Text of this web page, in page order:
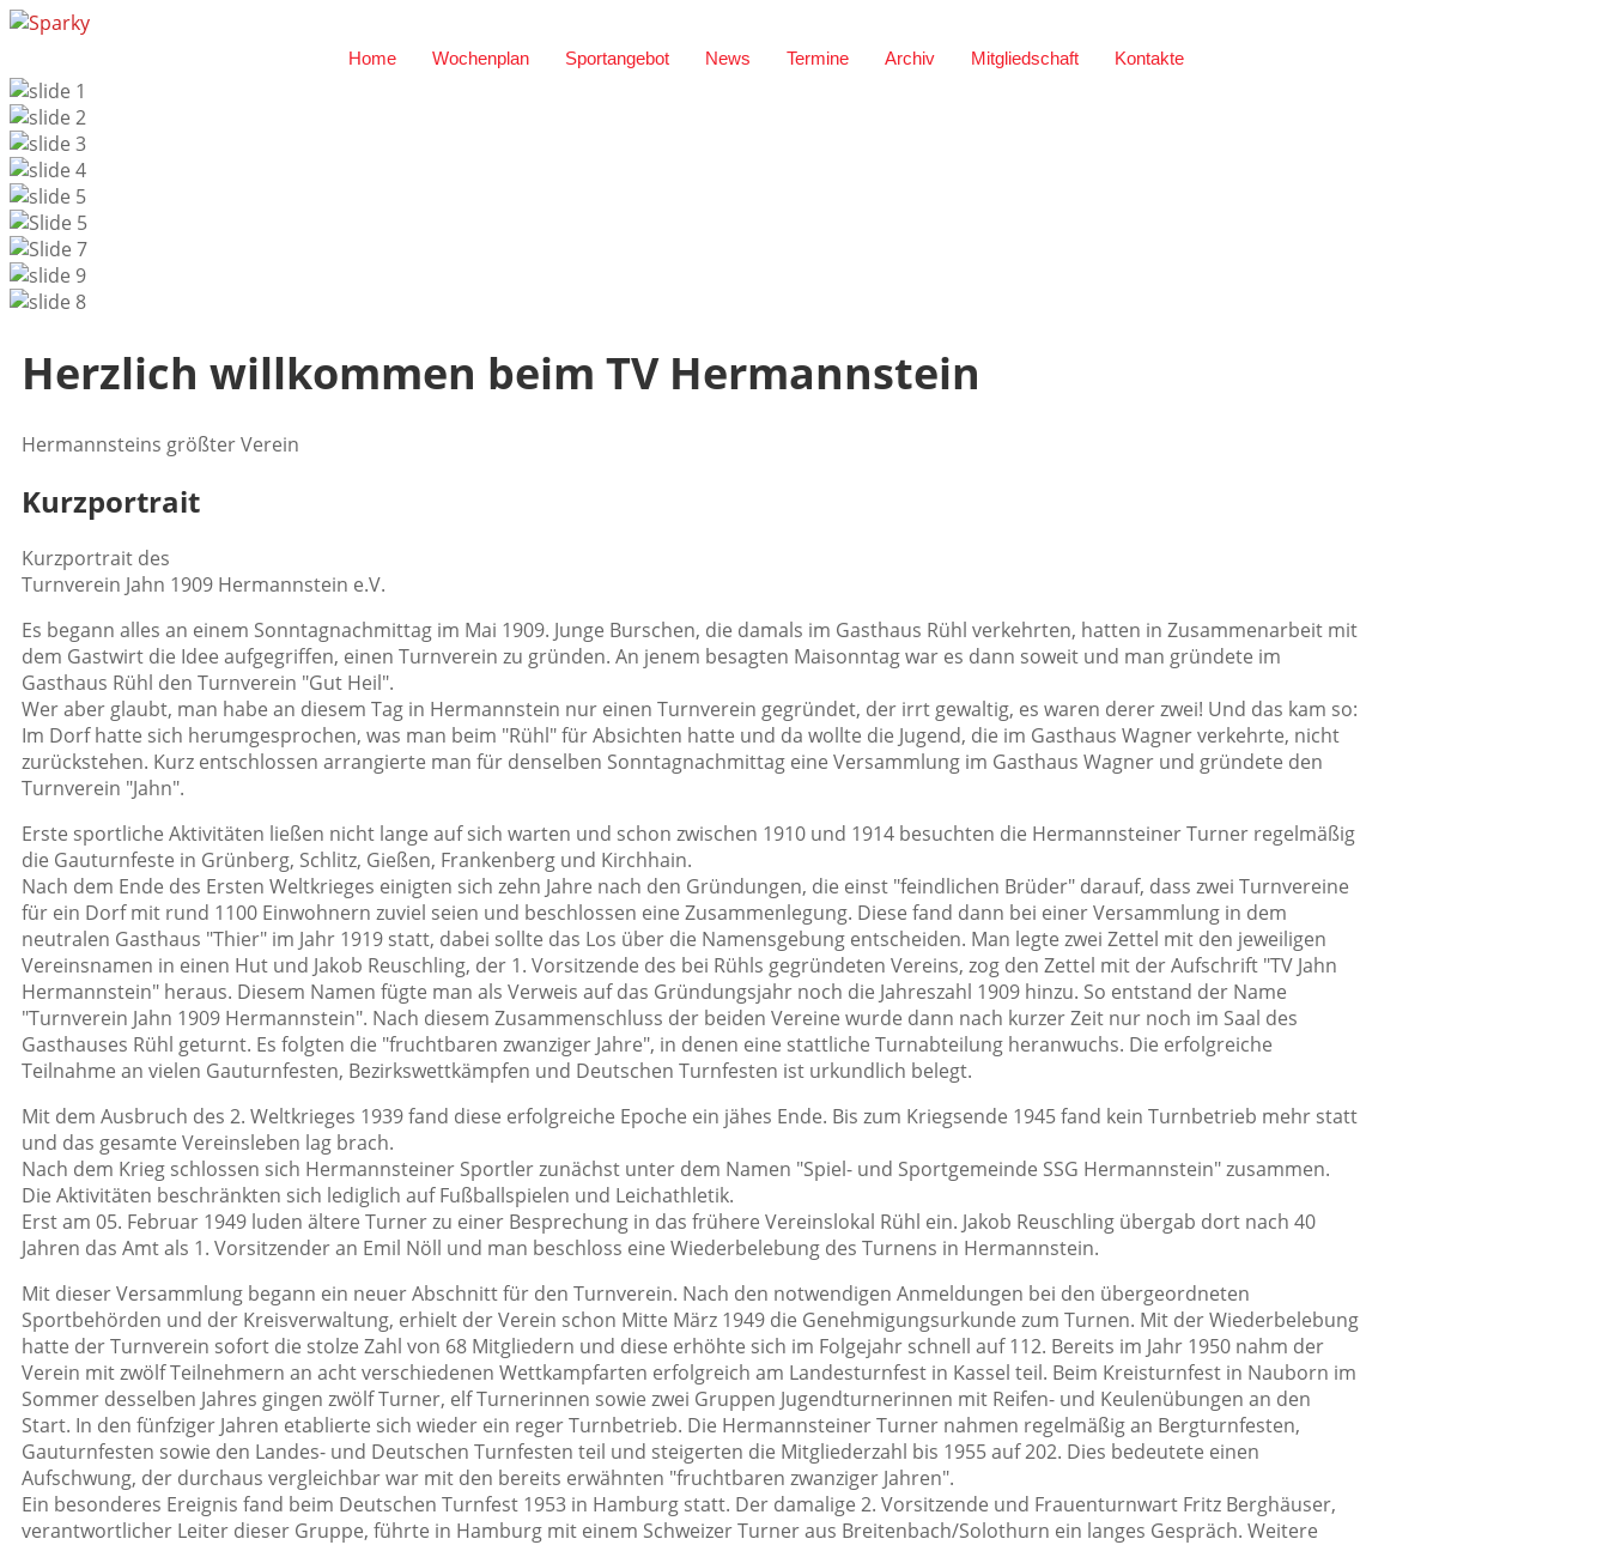
Home Wochenplan Sportangebot News Termine Archiv Mitgliedschaft Kontakte
Herzlich willkommen beim TV Hermannstein
Hermannsteins größter Verein
Kurzportrait
Kurzportrait des
Turnverein Jahn 1909 Hermannstein e.V.
Es begann alles an einem Sonntagnachmittag im Mai 1909. Junge Burschen, die damals im Gasthaus Rühl verkehrten, hatten in Zusammenarbeit mit
dem Gastwirt die Idee aufgegriffen, einen Turnverein zu gründen. An jenem besagten Maisonntag war es dann soweit und man gründete im
Gasthaus Rühl den Turnverein "Gut Heil".
Wer aber glaubt, man habe an diesem Tag in Hermannstein nur einen Turnverein gegründet, der irrt gewaltig, es waren derer zwei! Und das kam so:
Im Dorf hatte sich herumgesprochen, was man beim "Rühl" für Absichten hatte und da wollte die Jugend, die im Gasthaus Wagner verkehrte, nicht
zurückstehen. Kurz entschlossen arrangierte man für denselben Sonntagnachmittag eine Versammlung im Gasthaus Wagner und gründete den
Turnverein "Jahn".
Erste sportliche Aktivitäten ließen nicht lange auf sich warten und schon zwischen 1910 und 1914 besuchten die Hermannsteiner Turner regelmäßig
die Gauturnfeste in Grünberg, Schlitz, Gießen, Frankenberg und Kirchhain.
Nach dem Ende des Ersten Weltkrieges einigten sich zehn Jahre nach den Gründungen, die einst "feindlichen Brüder" darauf, dass zwei Turnvereine
für ein Dorf mit rund 1100 Einwohnern zuviel seien und beschlossen eine Zusammenlegung. Diese fand dann bei einer Versammlung in dem
neutralen Gasthaus "Thier" im Jahr 1919 statt, dabei sollte das Los über die Namensgebung entscheiden. Man legte zwei Zettel mit den jeweiligen
Vereinsnamen in einen Hut und Jakob Reuschling, der 1. Vorsitzende des bei Rühls gegründeten Vereins, zog den Zettel mit der Aufschrift "TV Jahn
Hermannstein" heraus. Diesem Namen fügte man als Verweis auf das Gründungsjahr noch die Jahreszahl 1909 hinzu. So entstand der Name
"Turnverein Jahn 1909 Hermannstein". Nach diesem Zusammenschluss der beiden Vereine wurde dann nach kurzer Zeit nur noch im Saal des
Gasthauses Rühl geturnt. Es folgten die "fruchtbaren zwanziger Jahre", in denen eine stattliche Turnabteilung heranwuchs. Die erfolgreiche
Teilnahme an vielen Gauturnfesten, Bezirkswettkämpfen und Deutschen Turnfesten ist urkundlich belegt.
Mit dem Ausbruch des 2. Weltkrieges 1939 fand diese erfolgreiche Epoche ein jähes Ende. Bis zum Kriegsende 1945 fand kein Turnbetrieb mehr statt
und das gesamte Vereinsleben lag brach.
Nach dem Krieg schlossen sich Hermannsteiner Sportler zunächst unter dem Namen "Spiel- und Sportgemeinde SSG Hermannstein" zusammen.
Die Aktivitäten beschränkten sich lediglich auf Fußballspielen und Leichathletik.
Erst am 05. Februar 1949 luden ältere Turner zu einer Besprechung in das frühere Vereinslokal Rühl ein. Jakob Reuschling übergab dort nach 40
Jahren das Amt als 1. Vorsitzender an Emil Nöll und man beschloss eine Wiederbelebung des Turnens in Hermannstein.
Mit dieser Versammlung begann ein neuer Abschnitt für den Turnverein. Nach den notwendigen Anmeldungen bei den übergeordneten
Sportbehörden und der Kreisverwaltung, erhielt der Verein schon Mitte März 1949 die Genehmigungsurkunde zum Turnen. Mit der Wiederbelebung
hatte der Turnverein sofort die stolze Zahl von 68 Mitgliedern und diese erhöhte sich im Folgejahr schnell auf 112. Bereits im Jahr 1950 nahm der
Verein mit zwölf Teilnehmern an acht verschiedenen Wettkampfarten erfolgreich am Landesturnfest in Kassel teil. Beim Kreisturnfest in Nauborn im
Sommer desselben Jahres gingen zwölf Turner, elf Turnerinnen sowie zwei Gruppen Jugendturnerinnen mit Reifen- und Keulenübungen an den
Start. In den fünfziger Jahren etablierte sich wieder ein reger Turnbetrieb. Die Hermannsteiner Turner nahmen regelmäßig an Bergturnfesten,
Gauturnfesten sowie den Landes- und Deutschen Turnfesten teil und steigerten die Mitgliederzahl bis 1955 auf 202. Dies bedeutete einen
Aufschwung, der durchaus vergleichbar war mit den bereits erwähnten "fruchtbaren zwanziger Jahren".
Ein besonderes Ereignis fand beim Deutschen Turnfest 1953 in Hamburg statt. Der damalige 2. Vorsitzende und Frauenturnwart Fritz Berghäuser,
verantwortlicher Leiter dieser Gruppe, führte in Hamburg mit einem Schweizer Turner aus Breitenbach/Solothurn ein langes Gespräch. Weitere